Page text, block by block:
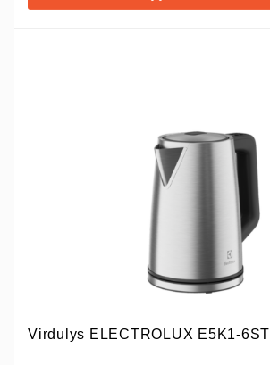
Virdulys ELECTROLUX E5K1-6ST